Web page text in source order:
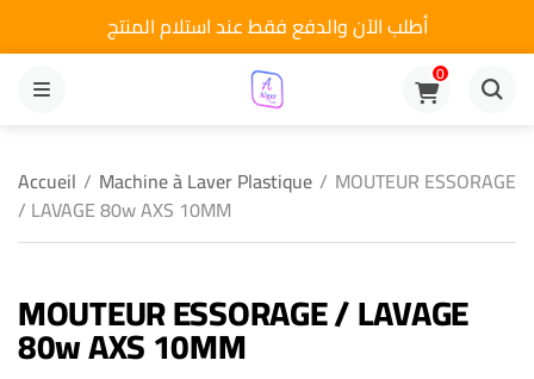
أطلب الآن والدفع فقط عند استلام المنتج
MENU
0
Accueil / Machine à Laver Plastique / MOUTEUR ESSORAGE
/ LAVAGE 80w AXS 10MM
MOUTEUR ESSORAGE / LAVAGE
80w AXS 10MM